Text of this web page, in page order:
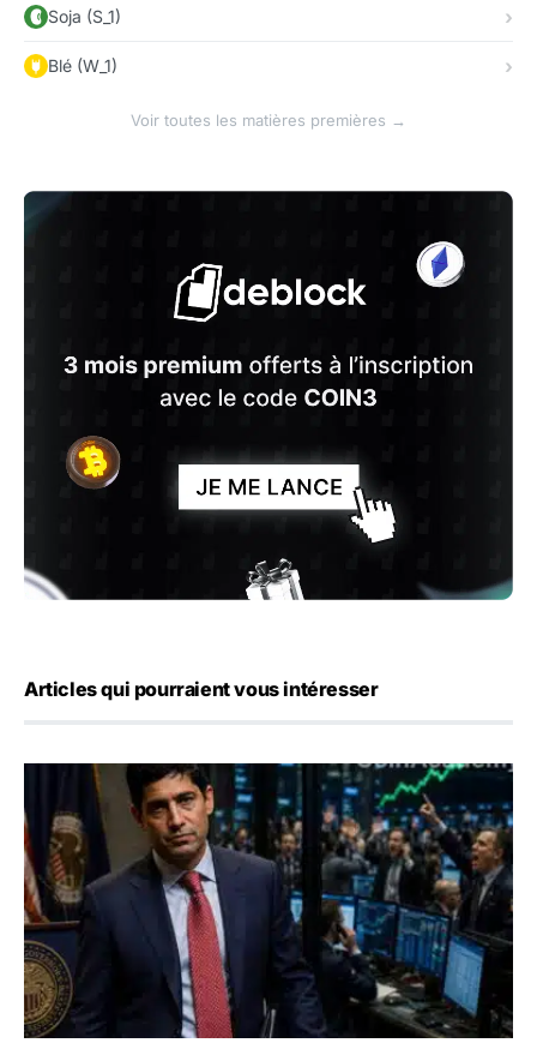
Soja (S_1)
Blé (W_1)
Voir toutes les matières premières →
Articles qui pourraient vous intéresser
Emploi américain : 23 000 postes détruits en juillet, les